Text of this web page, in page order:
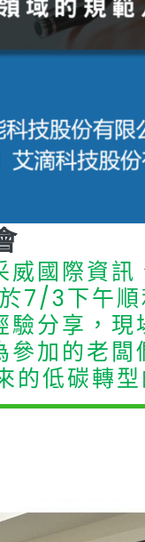
威國際資訊
7/3下午
驗分享，現
參加的老闆
的低碳轉